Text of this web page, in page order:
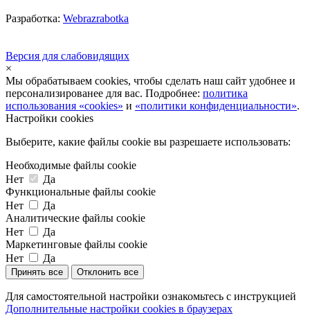
Разработка: Webrazrabotka
Версия для слабовидящих
×
Мы обрабатываем cookies, чтобы сделать наш сайт удобнее и
персонализированее для вас. Подробнее: политика
использования «cookies» и «политики конфиденциальности».
Настройки cookies
Выберите, какие файлы cookie вы разрешаете использовать:
Необходимые файлы cookie
Нет
Да
Функциональные файлы cookie
Нет
Да
Аналитические файлы cookie
Нет
Да
Маркетинговые файлы cookie
Нет
Да
Принять все Отклонить все
Для самостоятельной настройки ознакомьтесь с инструкцией
Дополнительные настройки cookies в браузерах